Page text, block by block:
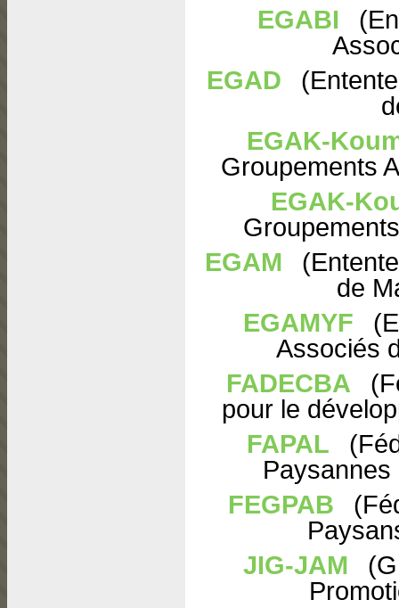
EGABI
EGAD
EGAK-
Groupements
EGAK-
EGAM
de
EGAMYF
Associés
FADECBA
pour le
FAPAL
FEGPAB
JIG-JAM